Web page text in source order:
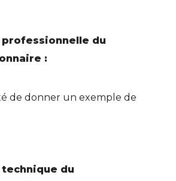
professionnelle du
:
de donner un exemple de
du